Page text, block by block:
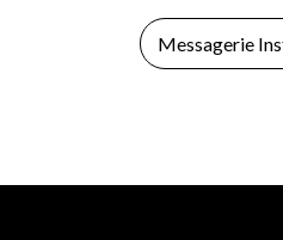
Messagerie